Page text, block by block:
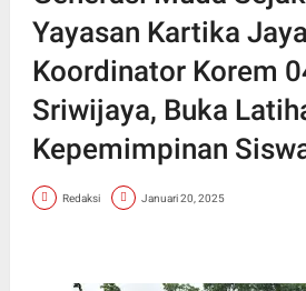
Yayasan Kartika Jaya
Koordinator Korem
Sriwijaya, Buka
Kepemimpinan
Redaksi Januari 20, 2025